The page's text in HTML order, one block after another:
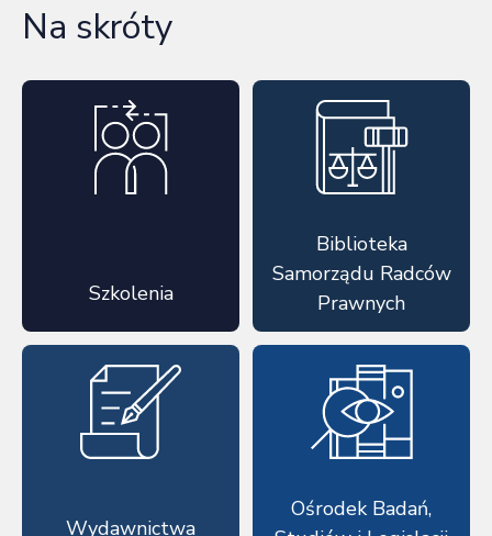
Na skróty
Szkolenia
Biblioteka
Samorządu Radców
Prawnych
Wydawnictwa
Ośrodek Badań,